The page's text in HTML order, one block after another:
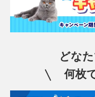
どな
何枚